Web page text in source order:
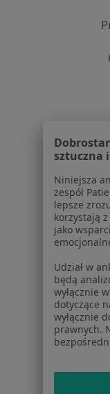
Dla
sztuczna
Niniejsza
zespół
lepsze
korzystają
jako
Udział w
będą
wyłącznie
dotyczące
wyłącznie
prawnych.